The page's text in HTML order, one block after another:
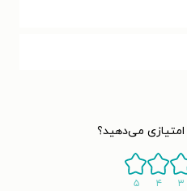
می‌دهید؟
۳ ۴ ۵